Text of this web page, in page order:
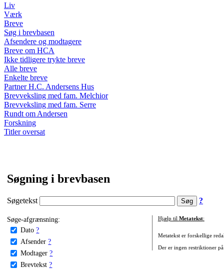
Liv
Værk
Breve
Søg i brevbasen
Afsendere og modtagere
Breve om HCA
Ikke tidligere trykte breve
Alle breve
Enkelte breve
Partner H.C. Andersens Hus
Brevveksling med fam. Melchior
Brevveksling med fam. Serre
Rundt om Andersen
Forskning
Titler oversat
Søgning i brevbasen
Søgetekst ?
Søge-afgrænsning:
Dato ?
Afsender ?
Modtager ?
Brevtekst ?
Hjælp til Metatekst:
Metatekst er forskellige
Der er ingen restriktioner